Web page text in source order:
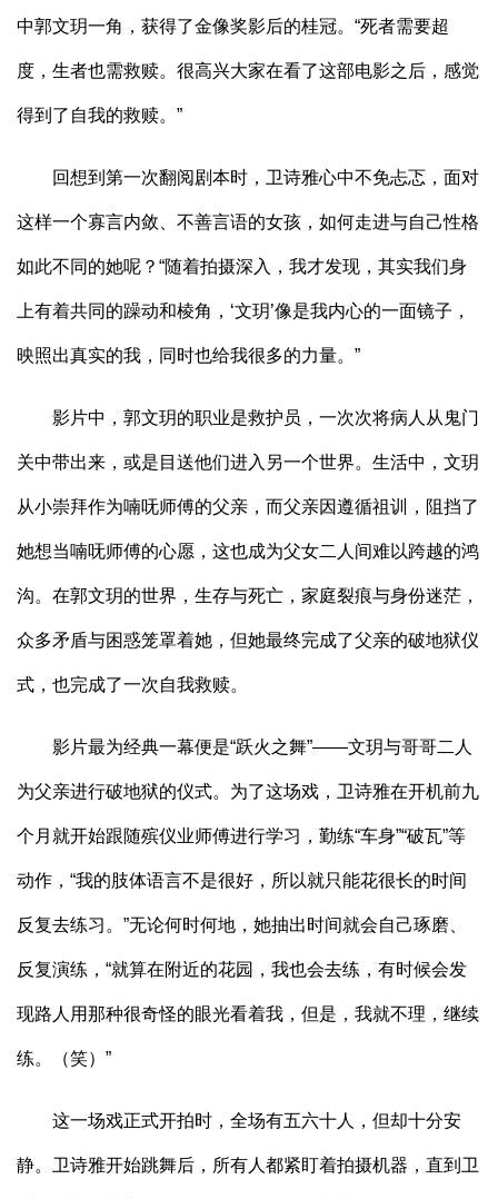
中郭文玥一角，获得了金像奖影后的桂冠。“死者需要超
度，生者也需救赎。很高兴大家在看了这部电影之后，感觉
得到了自我的救赎。”
回想到第一次翻阅剧本时，卫诗雅心中不免忐忑，面对
这样一个寡言内敛、不善言语的女孩，如何走进与自己性格
如此不同的她呢？“随着拍摄深入，我才发现，其实我们身
上有着共同的躁动和棱角，‘文玥’像是我内心的一面镜子，
映照出真实的我，同时也给我很多的力量。”
影片中，郭文玥的职业是救护员，一次次将病人从鬼门
关中带出来，或是目送他们进入另一个世界。生活中，文玥
从小崇拜作为喃呒师傅的父亲，而父亲因遵循祖训，阻挡了
她想当喃呒师傅的心愿，这也成为父女二人间难以跨越的鸿
沟。在郭文玥的世界，生存与死亡，家庭裂痕与身份迷茫，
众多矛盾与困惑笼罩着她，但她最终完成了父亲的破地狱仪
式，也完成了一次自我救赎。
影片最为经典一幕便是“跃火之舞”——文玥与哥哥二人
为父亲进行破地狱的仪式。为了这场戏，卫诗雅在开机前九
个月就开始跟随殡仪业师傅进行学习，勤练“车身”“破瓦”等
动作，“我的肢体语言不是很好，所以就只能花很长的时间
反复去练习。”无论何时何地，她抽出时间就会自己琢磨、
反复演练，“就算在附近的花园，我也会去练，有时候会发
现路人用那种很奇怪的眼光看着我，但是，我就不理，继续
练。（笑）”
这一场戏正式开拍时，全场有五六十人，但却十分安
静。卫诗雅开始跳舞后，所有人都紧盯着拍摄机器，直到卫